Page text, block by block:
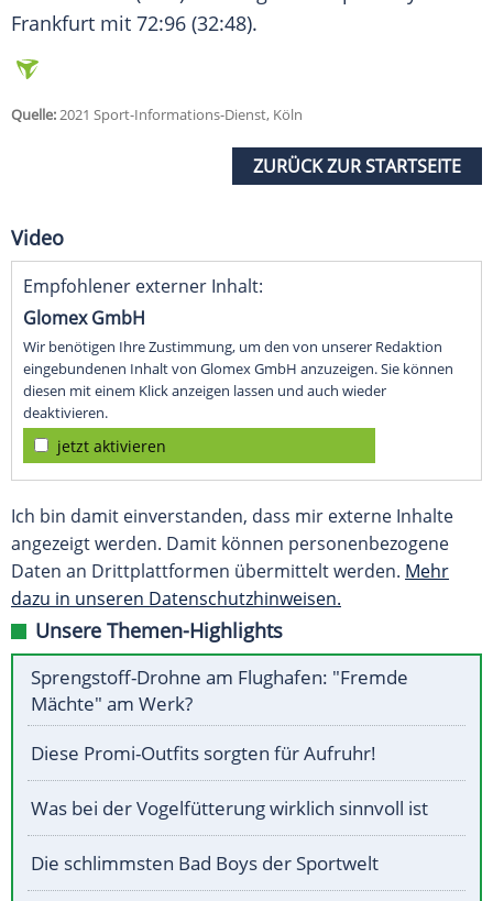
Frankfurt mit 72:96 (32:48).
Quelle:2021 Sport-Informations-Dienst, Köln
ZURÜCK ZUR STARTSEITE
Video
Empfohlener externer Inhalt:
Glomex GmbH
Wir benötigen Ihre Zustimmung, um den von unserer Redaktion
eingebundenen Inhalt von Glomex GmbH anzuzeigen. Sie können
diesen mit einem Klick anzeigen lassen und auch wieder
deaktivieren.
jetzt aktivieren
Ich bin damit einverstanden, dass mir externe Inhalte
angezeigt werden. Damit können personenbezogene
Daten an Drittplattformen übermittelt werden. Mehr
dazu in unseren Datenschutzhinweisen.
Unsere Themen-Highlights
Sprengstoff-Drohne am Flughafen: "Fremde
Mächte" am Werk?
Diese Promi-Outfits sorgten für Aufruhr!
Was bei der Vogelfütterung wirklich sinnvoll ist
Die schlimmsten Bad Boys der Sportwelt